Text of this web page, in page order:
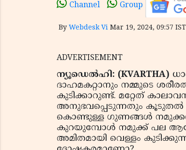
Channel Group
By Webdesk Vi Mar 19, 2024, 09:57 IST
ADVERTISEMENT
ന്യൂഡെൽഹി: (KVARTHA)
ദാഹമകറ്റാനും നമ്മുടെ
കുടിക്കാറുണ്ട്. മറ്റേത്
അനുഭവപ്പെടുന്നതും കൂടുതൽ
കൊണ്ടുള്ള ഗുണങ്ങൾ
കുറയുമ്പോൾ നമുക്ക് പല
അമിതമായി വെള്ളം